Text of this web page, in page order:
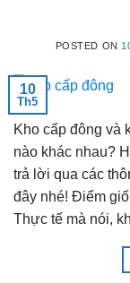
POSTED ON
10
Th5
Kho cấp đông và
nào khác nhau?
trả lời qua các
đây nhé! Điểm
Thực tế mà nói,